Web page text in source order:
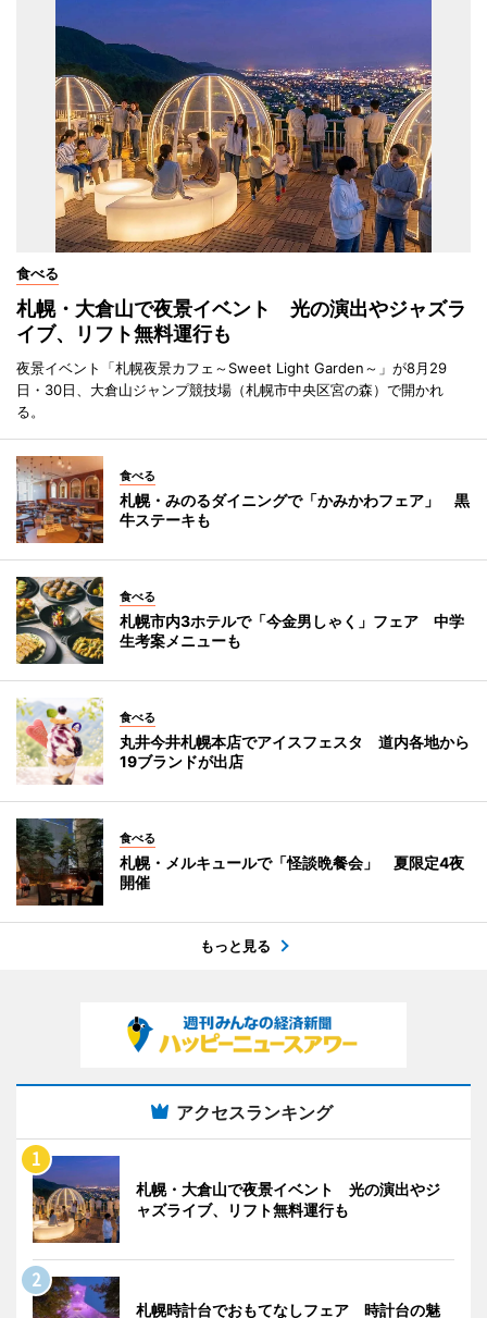
食べる
札幌・大倉山で夜景イベント 光の演出やジャズラ
イブ、リフト無料運行も
夜景イベント「札幌夜景カフェ～Sweet Light Garden～」が8月29
日・30日、大倉山ジャンプ競技場（札幌市中央区宮の森）で開かれ
る。
食べる
札幌・みのるダイニングで「かみかわフェア」 黒
牛ステーキも
食べる
札幌市内3ホテルで「今金男しゃく」フェア 中学
生考案メニューも
食べる
丸井今井札幌本店でアイスフェスタ 道内各地から
19ブランドが出店
食べる
札幌・メルキュールで「怪談晩餐会」 夏限定4夜
開催
もっと見る
アクセスランキング
札幌・大倉山で夜景イベント 光の演出やジ
ャズライブ、リフト無料運行も
札幌時計台でおもてなしフェア 時計台の魅